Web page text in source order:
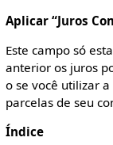
Aplicar “Juros
Este campo só
anterior os juros
o se você utilizar
parcelas de seu
Índice